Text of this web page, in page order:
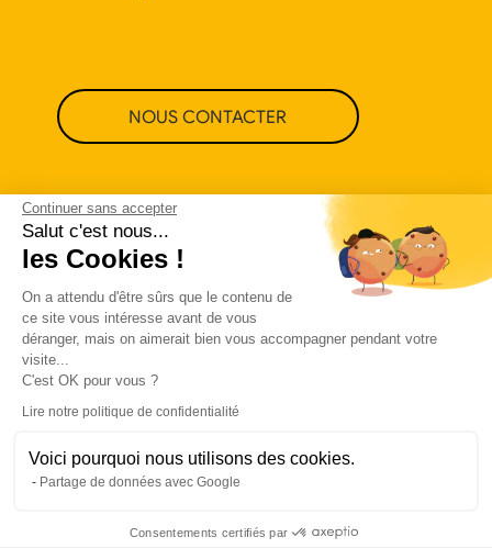
Continuer sans accepter
Salut c'est nous...
les Cookies !
On a attendu d'être sûrs que le contenu de
ce site vous intéresse avant de vous
déranger, mais on aimerait bien vous accompagner pendant votre
visite...
C'est OK pour vous ?
Lire notre politique de confidentialité
Voici pourquoi nous utilisons des cookies.
Partage de données avec Google
Consentements certifiés par
NOUS CONTACTER
Politique de confidentialité CGU